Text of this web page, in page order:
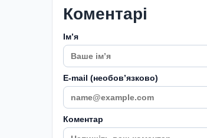
Коментарі
Імʼя
E-mail (необовʼязково)
Коментар